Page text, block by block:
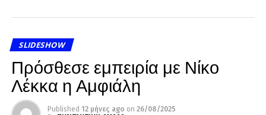
SLIDESHOW
Πρόσθεσε εμπειρία με Νίκο
Λέκκα η Αμφιάλη
Published 12 μήνες ago on 26/08/2025